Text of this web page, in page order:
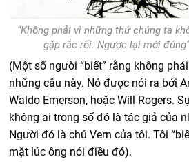
“Không phải vì những thứ chúng ta
gặp rắc rối. Ngược lại mới
(Một số người “biết” rằng không
những câu này. Nó được nói ra bởi
Waldo Emerson, hoặc Will Rogers.
không ai trong số đó là tác giả của
Người đó là chú Vern của tôi. Tôi
mặt lúc ông nói điều đó).